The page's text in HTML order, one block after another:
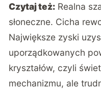
Czytaj też: Realna
słoneczne. Cicha
Największe zyski
uporządkowanych
kryształów, czyli
mechanizmu, ale